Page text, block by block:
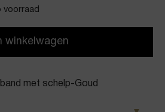
voorraad
winkelwagen
met schelp-Goud